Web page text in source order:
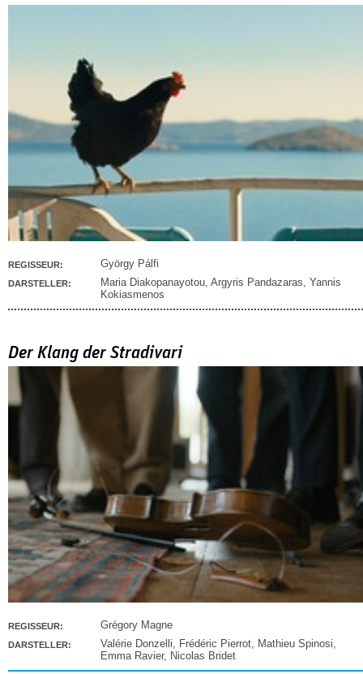
REGISSEUR: György Pálfi
DARSTELLER: Maria Diakopanayotou, Argyris Pandazaras, Yannis
Kokiasmenos
Der Klang der Stradivari
REGISSEUR: Grégory Magne
DARSTELLER: Valérie Donzelli, Frédéric Pierrot, Mathieu Spinosi,
Emma Ravier, Nicolas Bridet